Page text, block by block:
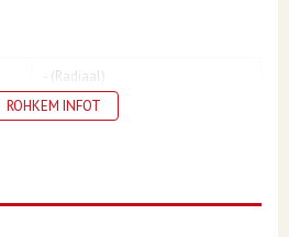
- (Radiaal)
20F
ROHKEM INFOT